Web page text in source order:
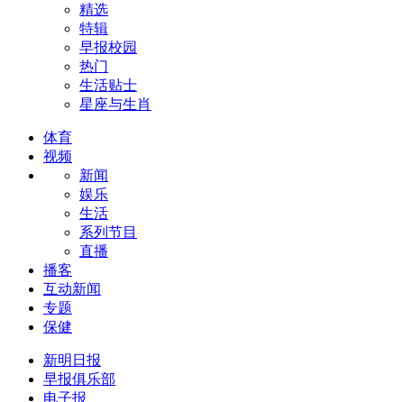
精选
特辑
早报校园
热门
生活贴士
星座与生肖
体育
视频
新闻
娱乐
生活
系列节目
直播
播客
互动新闻
专题
保健
新明日报
早报俱乐部
电子报